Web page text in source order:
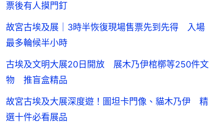
票後有人摸門釘
故宮古埃及展｜3時半恢復現場售票先到先得 入場
最多輪候半小時
古埃及文明大展20日開放 展木乃伊棺槨等250件文
物 推盲盒精品
故宮古埃及大展深度遊！圖坦卡門像、貓木乃伊 精
選十件必看展品